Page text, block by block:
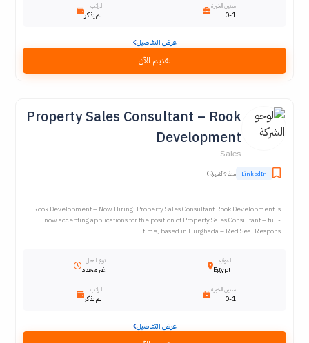
سنين الخبرة
0-1
الراتب
لم يذكر
عرض التفاصيل
تقديم الآن
Property Sales Consultant – Rook
Development
Sales
LinkedIn منذ 9 أشهر
Rook Development – Now Hiring: Property Sales Consultant Rook Development is
now accepting applications for the position of Property Sales Consultant – full-
time, based in Hurghada – Red Sea. Respons...
الموقع
Egypt
نوع العمل
غير محدد
سنين الخبرة
0-1
الراتب
لم يذكر
عرض التفاصيل